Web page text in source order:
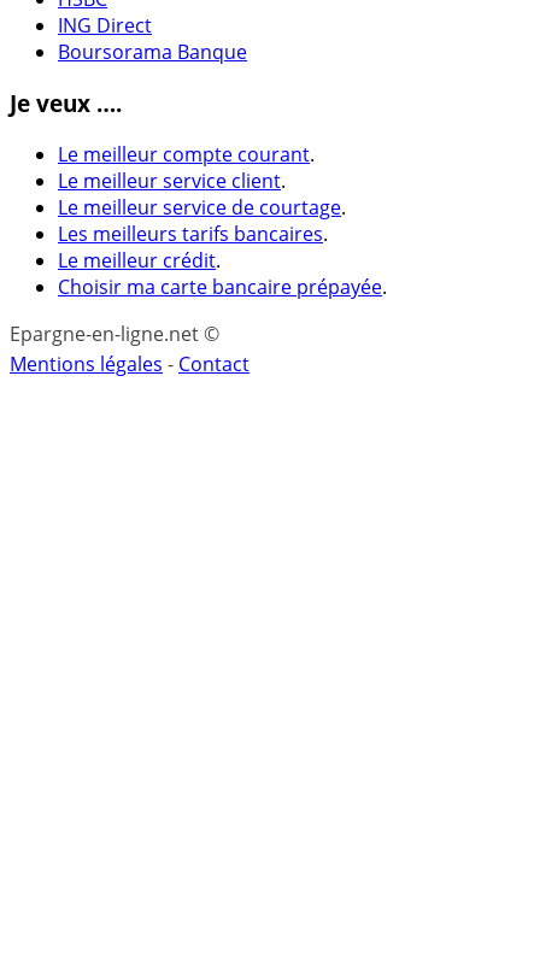
ING Direct
Boursorama Banque
Je veux ….
Le meilleur compte courant.
Le meilleur service client.
Le meilleur service de courtage.
Les meilleurs tarifs bancaires.
Le meilleur crédit.
Choisir ma carte bancaire prépayée.
Epargne-en-ligne.net ©
Mentions légales - Contact